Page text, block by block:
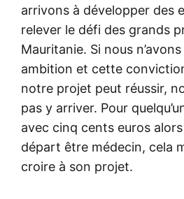
arrivons à développer des
relever le défi des grands
Mauritanie. Si nous
ambition et cette
notre projet peut réussir,
pas y arriver. Pour
avec cinq cents euros alors
départ être médecin, cela
croire à son projet.